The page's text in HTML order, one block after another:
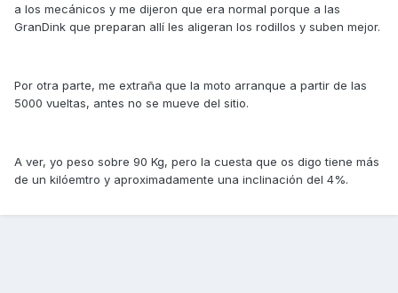
a los mecánicos y me dijeron que era normal porque a las
GranDink que preparan allí les aligeran los rodillos y suben mejor.
Por otra parte, me extraña que la moto arranque a partir de las
5000 vueltas, antes no se mueve del sitio.
A ver, yo peso sobre 90 Kg, pero la cuesta que os digo tiene más
de un kilóemtro y aproximadamente una inclinación del 4%.